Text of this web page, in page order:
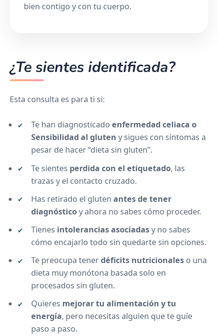
bien contigo y con tu cuerpo.
¿Te sientes identificada?
Esta consulta es para ti si:
Te han diagnosticado enfermedad celiaca o
Sensibilidad al gluten y sigues con síntomas a
pesar de hacer “dieta sin gluten”.
Te sientes perdida con el etiquetado, las
trazas y el contacto cruzado.
Has retirado el gluten antes de tener
diagnósticoy ahora no sabes cómo proceder.
Tienes intolerancias asociadasy no sabes
cómo encajarlo todo sin quedarte sin opciones.
Te preocupa tenerdéficits nutricionaleso una
dieta muy monótona basada solo en
procesados sin gluten.
Quieres mejorar tu alimentación y tu
energía, pero necesitas alguien que te guíe
paso a paso.